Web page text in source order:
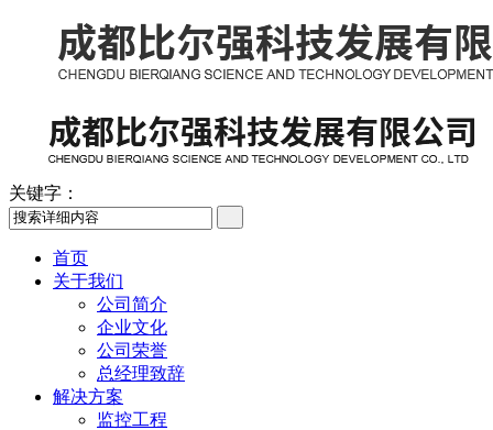
关键字：
首页
关于我们
公司简介
企业文化
公司荣誉
总经理致辞
解决方案
监控工程